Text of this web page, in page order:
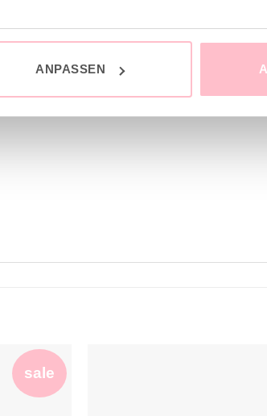
ANPASSEN
sale